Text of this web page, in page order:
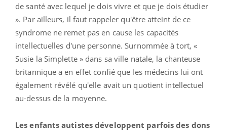
de santé avec lequel je dois vivre et que je dois étudier
». Par ailleurs, il faut rappeler qu'être atteint de ce
syndrome ne remet pas en cause les capacités
intellectuelles d'une personne. Surnommée à tort, «
Susie la Simplette » dans sa ville natale, la chanteuse
britannique a en effet confié que les médecins lui ont
également révélé qu'elle avait un quotient intellectuel
au-dessus de la moyenne.
Les enfants autistes développent parfois des dons